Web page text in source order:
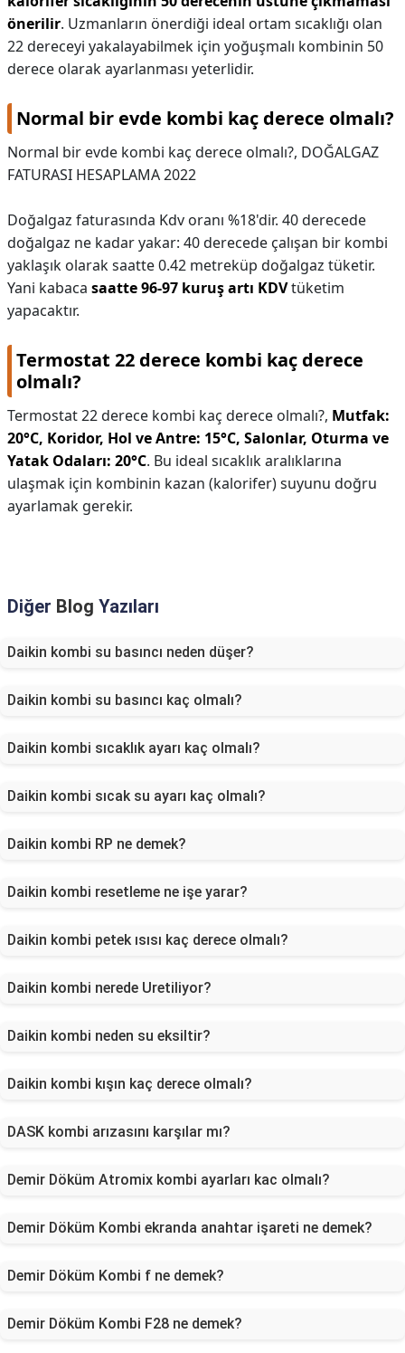
önerilir. Uzmanların önerdiği ideal ortam sıcaklığı olan
22 dereceyi yakalayabilmek için yoğuşmalı kombinin 50
derece olarak ayarlanması yeterlidir.
Normal bir evde kombi kaç derece olmalı?
Normal bir evde kombi kaç derece olmalı?, DOĞALGAZ
FATURASI HESAPLAMA 2022
Doğalgaz faturasında Kdv oranı %18'dir. 40 derecede
doğalgaz ne kadar yakar: 40 derecede çalışan bir kombi
yaklaşık olarak saatte 0.42 metreküp doğalgaz tüketir.
Yani kabaca saatte 96-97 kuruş artı KDVtüketim
yapacaktır.
Termostat 22 derece kombi kaç derece
olmalı?
Termostat 22 derece kombi kaç derece olmalı?, Mutfak:
20°C, Koridor, Hol ve Antre: 15°C, Salonlar, Oturma ve
Yatak Odaları: 20°C. Bu ideal sıcaklık aralıklarına
ulaşmak için kombinin kazan (kalorifer) suyunu doğru
ayarlamak gerekir.
Diğer Blog Yazıları
Daikin kombi su basıncı neden düşer?
Daikin kombi su basıncı kaç olmalı?
Daikin kombi sıcaklık ayarı kaç olmalı?
Daikin kombi sıcak su ayarı kaç olmalı?
Daikin kombi RP ne demek?
Daikin kombi resetleme ne işe yarar?
Daikin kombi petek ısısı kaç derece olmalı?
Daikin kombi nerede Uretiliyor?
Daikin kombi neden su eksiltir?
Daikin kombi kışın kaç derece olmalı?
DASK kombi arızasını karşılar mı?
Demir Döküm Atromix kombi ayarları kac olmalı?
Demir Döküm Kombi ekranda anahtar işareti ne demek?
Demir Döküm Kombi f ne demek?
Demir Döküm Kombi F28 ne demek?